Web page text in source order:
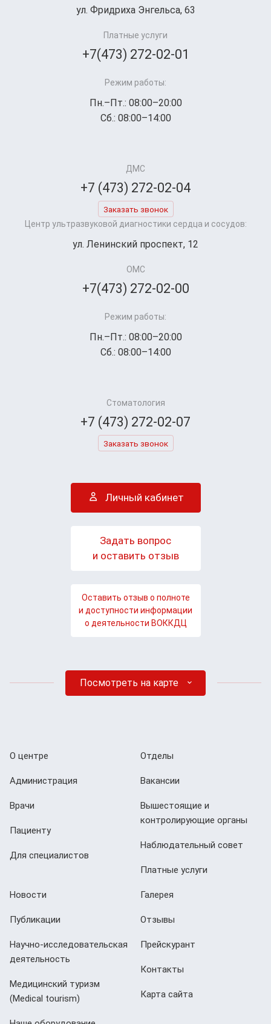
ул. Фридриха Энгельса, 63
Платные услуги
+7(473) 272-02-01
Режим работы:
Пн.–Пт.: 08:00–20:00
Сб.: 08:00–14:00
ДМС
+7 (473) 272-02-04
Заказать звонок
Центр ультразвуковой диагностики сердца и сосудов:
ул. Ленинский проспект, 12
ОМС
+7(473) 272-02-00
Режим работы:
Пн.–Пт.: 08:00–20:00
Сб.: 08:00–14:00
Стоматология
+7 (473) 272-02-07
Заказать звонок
Личный кабинет
Задать вопрос
и оставить отзыв
Оставить отзыв о полноте
и доступности информации
о деятельности ВОККДЦ
Посмотреть на карте
О центре
Администрация
Врачи
Пациенту
Для специалистов
Отделы
Вакансии
Вышестоящие и
контролирующие органы
Наблюдательный совет
Платные услуги
Новости
Публикации
Научно-исследовательская
деятельность
Медицинский туризм
(Мedical tourism)
Галерея
Отзывы
Прейскурант
Контакты
Карта сайта